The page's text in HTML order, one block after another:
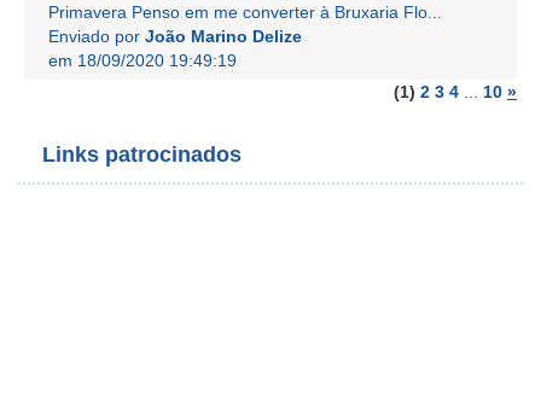
Primavera Penso em me converter à Bruxaria Flo...
Enviado por João Marino Delize
em 18/09/2020 19:49:19
(1) 2 3 4 10 »
Links patrocinados